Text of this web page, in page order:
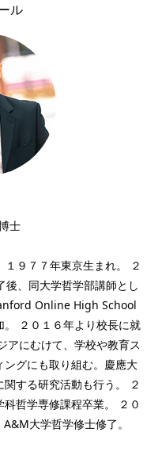
ル
士
９７７年東京生まれ。 ２
、同大学哲学部講師とし
Online High School
２０１６年より校長に就
アにむけて、学校や教育ス
グにも取り組む。慶應大
する研究活動も行う。 ２
哲学専修課程卒業。 ２０
大学哲学修士修了。